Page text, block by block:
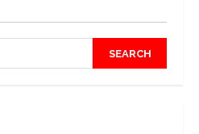
SEARCH